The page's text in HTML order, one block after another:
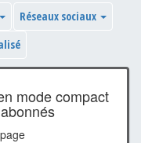
Réseaux sociaux
mode compact